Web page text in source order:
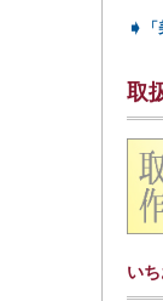
➧
取
い